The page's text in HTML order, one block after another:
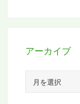
アーカイブ
カ